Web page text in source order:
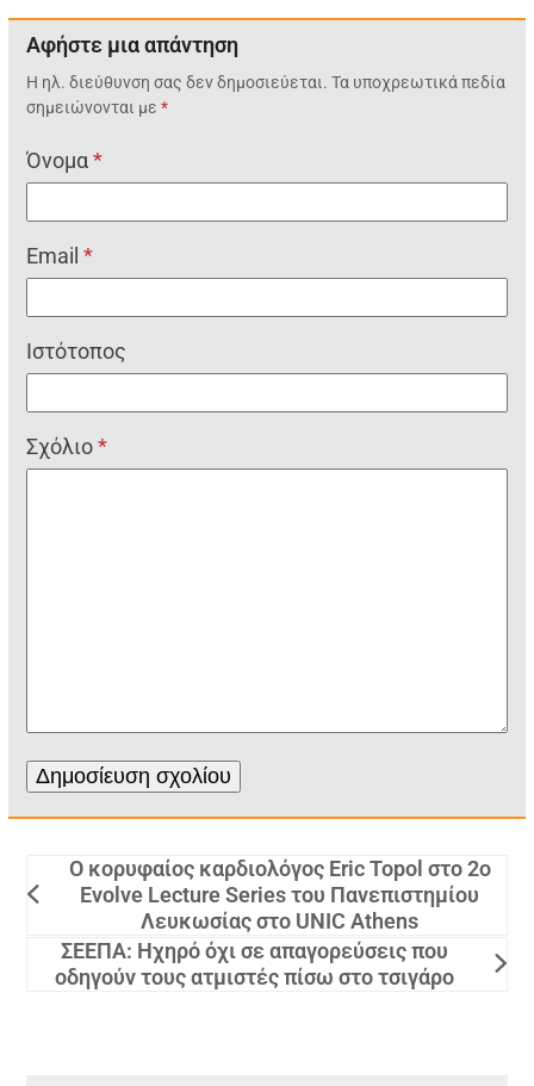
Αφήστε μια απάντηση
Η ηλ. διεύθυνση σας δεν δημοσιεύεται. Τα υποχρεωτικά πεδία
σημειώνονται με*
Όνομα*
Email*
Ιστότοπος
Σχόλιο*
Ο κορυφαίος καρδιολόγος Eric Topol στο 2ο
Evolve Lecture Series του Πανεπιστημίου
Λευκωσίας στο UNIC Athens
ΣΕΕΠΑ: Ηχηρό όχι σε απαγορεύσεις που
οδηγούν τους ατμιστές πίσω στο τσιγάρο